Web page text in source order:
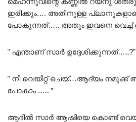
ഇരിക്കും…. അതിനുള്ള
പോകുന്നത്….. അതും ഇവനെ വെച്ച്
” എന്താണ് സാർ ഉദ്ദേശിക്കുന്നത്…..?”
” നീ വെയിറ്റ് ചെയ്…ആദ്യം
പോകാം ….. ”
ആദിൽ സാർ ആഷിയെ കൊണ്ട്